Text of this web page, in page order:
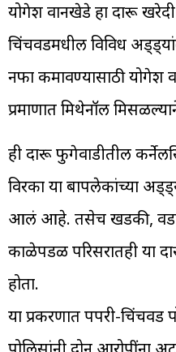
योगेश वानखेडे हा दारू
चिंचवडमधील विविध
नफा कमावण्यासाठी योगेश
प्रमाणात मिथेनॉल
ही दारू फुगेवाडीतील
विरका या बापलेकांच्या
आलं आहे. तसेच खडकी,
काळेपडळ परिसरातही या
होता.
या प्रकरणात पिंपरी-चिंचवड